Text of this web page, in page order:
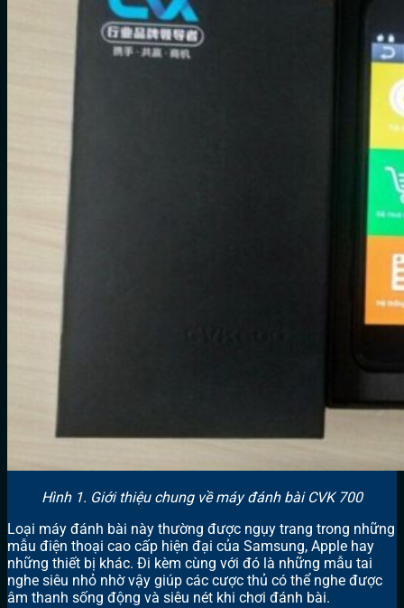
Hình 1. Giới thiệu chung về máy đánh bài CVK 700
Loại máy đánh bài này thường được ngụy trang trong những
mẫu điện thoại cao cấp hiện đại của Samsung, Apple hay
những thiết bị khác. Đi kèm cùng với đó là những mẫu tai
nghe siêu nhỏ nhờ vậy giúp các cược thủ có thể nghe được
âm thanh sống động và siêu nét khi chơi đánh bài.